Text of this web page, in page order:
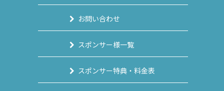
お問い合わせ
スポンサー様一覧
スポンサー特典・料金表